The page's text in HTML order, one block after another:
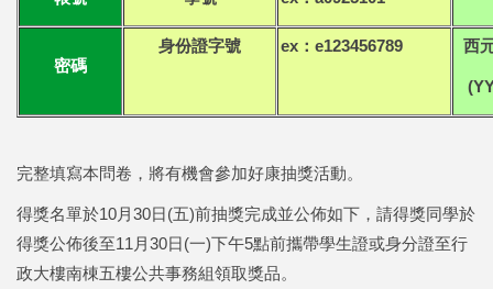
密碼
身份證字號 ex：e123456789 西
完整填寫本問卷，將有機會參加好康抽獎活動。
得獎名單於10月30日(五)前抽獎完成並公佈如下，請得獎同學於
得獎公佈後至11月30日(一)下午5點前攜帶學生證或身分證至行
政大樓南棟五樓公共事務組領取獎品。